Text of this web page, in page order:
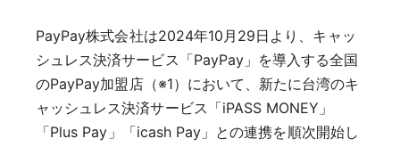
PayPay株式会社は2024年10月29日より、キャッ
シュレス決済サービス「PayPay」を導入する全国
のPayPay加盟店（※1）において、新たに台湾のキ
ャッシュレス決済サービス「iPASS MONEY」
「Plus Pay」「icash Pay」との連携を順次開始し